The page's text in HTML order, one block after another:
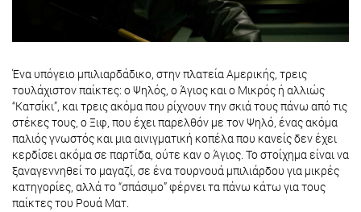
Ένα υπόγειο μπιλιαρδάδικο, στην πλατεία Αμερικής, τρεις
τουλάχιστον παίκτες: ο Ψηλός, ο Άγιος και ο Μικρός ή αλλιώς
“Κατσίκι”, και τρεις ακόμα που ρίχνουν την σκιά τους πάνω από τις
στέκες τους, ο Ξιφ, που έχει παρελθόν με τον Ψηλό, ένας ακόμα
παλιός γνωστός και μια αινιγματική κοπέλα που κανείς δεν έχει
κερδίσει ακόμα σε παρτίδα, ούτε καν ο Άγιος. Το στοίχημα είναι να
ξαναγεννηθεί το μαγαζί, σε ένα τουρνουά μπιλιάρδου για μικρές
κατηγορίες, αλλά το “σπάσιμο” φέρνει τα πάνω κάτω για τους
παίκτες του Ρουά Ματ.